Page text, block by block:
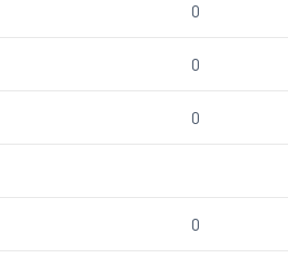
0
0
0
0